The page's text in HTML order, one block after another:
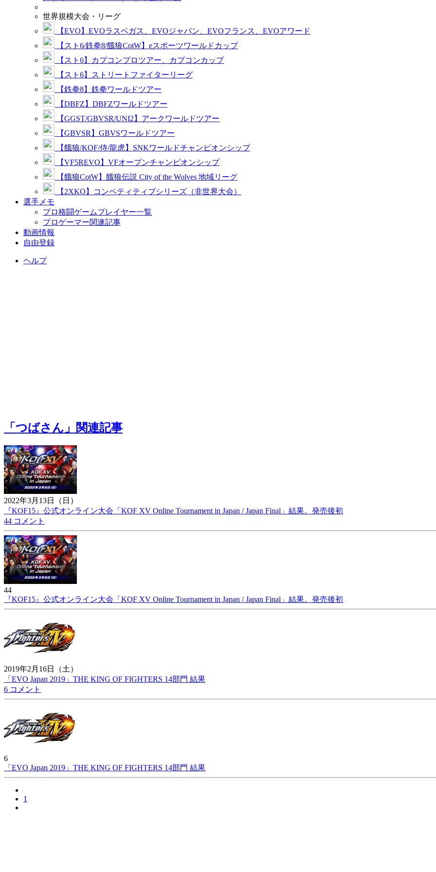
世界規模大会・リーグ
【EVO】EVOラスベガス、EVOジャパン、EVOフランス、EVOアワード
【スト6/鉄拳8/餓狼CotW】eスポーツワールドカップ
【スト6】カプコンプロツアー、カプコンカップ
【スト6】ストリートファイターリーグ
【鉄拳8】鉄拳ワールドツアー
【DBFZ】DBFZワールドツアー
【GGST/GBVSR/UNI2】アークワールドツアー
【GBVSR】GBVSワールドツアー
【餓狼/KOF/侍/龍虎】SNKワールドチャンピオンシップ
【VF5REVO】VFオープンチャンピオンシップ
【餓狼CotW】餓狼伝説 City of the Wolves 地域リーグ
【2XKO】コンペティティブシリーズ（非世界大会）
選手メモ
プロ格闘ゲームプレイヤー一覧
プロゲーマー関連記事
動画情報
自由登録
ヘルプ
「つばさん」関連記事
2022年3月13日（日）
『KOF15』公式オンライン大会「KOF XV Online Tournament in Japan / Japan Final」結果。発売後初
44 コメント
44
『KOF15』公式オンライン大会「KOF XV Online Tournament in Japan / Japan Final」結果。発売後初
2019年2月16日（土）
「EVO Japan 2019」THE KING OF FIGHTERS 14部門 結果
6 コメント
6
「EVO Japan 2019」THE KING OF FIGHTERS 14部門 結果
1